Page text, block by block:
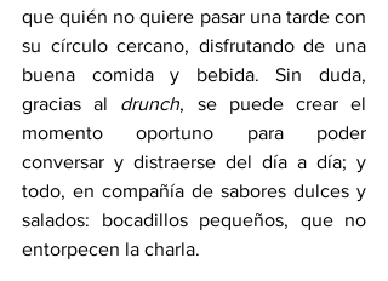
que quién no quiere pasar una tarde con
su círculo cercano, disfrutando de una
buena comida y bebida. Sin duda,
gracias al drunch, se puede crear el
momento oportuno para poder
conversar y distraerse del día a día; y
todo, en compañía de sabores dulces y
salados: bocadillos pequeños, que no
entorpecen la charla.